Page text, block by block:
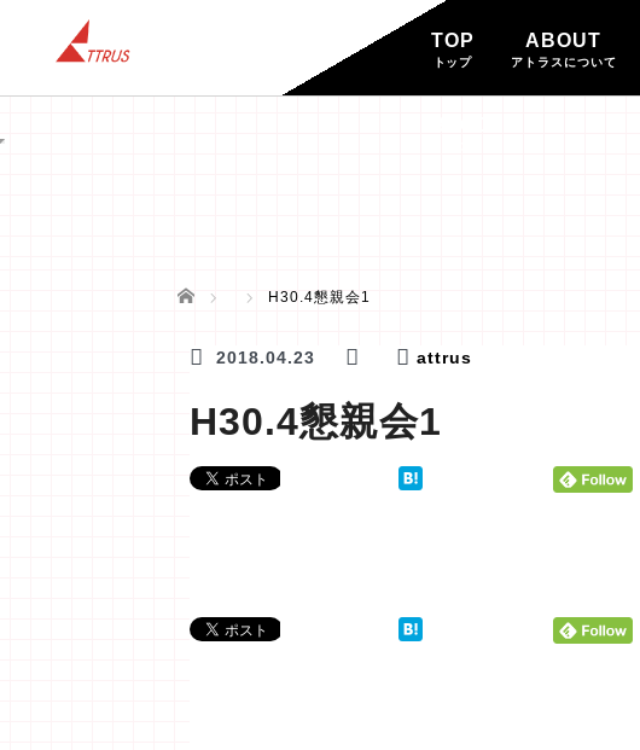
TOP
トップ
ABOUT
アトラスについて
ホーム H30.4懇親会1
2018.04.23 attrus
H30.4懇親会1